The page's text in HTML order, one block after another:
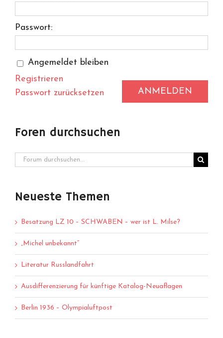
Passwort:
Angemeldet bleiben
ANMELDEN
Registrieren
Passwort zurücksetzen
Foren durchsuchen
Neueste Themen
Besatzung LZ 10 – SCHWABEN – wer ist L. Milse?
„Michel unbekannt“
Literatur Russlandfahrt
Ausdifferenzierung für künftige Katalog-Neuaflagen
Berlin 1936 – Olympialuftpost